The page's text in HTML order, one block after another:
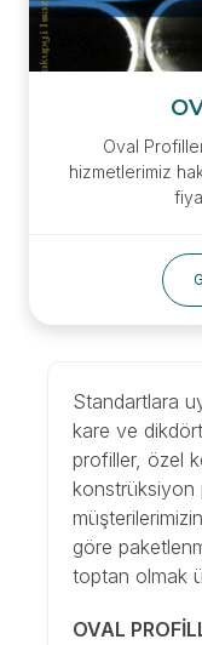
Oval
hizmetlerimiz
Standartlara
kare ve
profiller, özel
konstrüksiyon
göre
toptan olmak
OVAL